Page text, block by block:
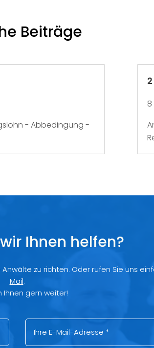
Beiträge
- Abbedingung -
8
Ihnen helfen?
zu richten. Oder rufen Sie uns
Mail.
Ihnen gern weiter!